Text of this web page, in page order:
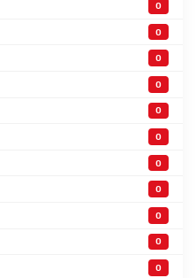
0
0
0
0
0
0
0
0
0
0
0